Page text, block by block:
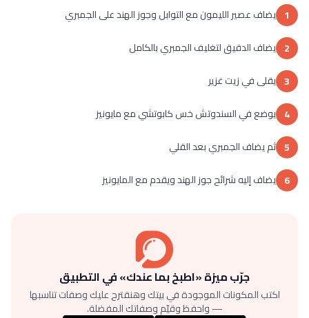
1 يضاف عصير الليمون مع التوابل وجوز الهند على الجمبري
2 يضاف الدقيق لتغليف الجمبري بالكامل
3 يقلى في زيت غزير
4 يوضع في السندوتش خس كابوتشي مع مايونيز
5 ثم يضاف الجمبري بعد القلي
6 يضاف إليه شرائح جوز الهند ويقدم مع المايونيز
جرّب ميزة «اطبخ بما عندك» في التطبيق
اكتب المكونات الموجودة في بيتك وهنقترح عليك وصفات تناسبها
— واحفظ وقيّم وصفاتك المفضلة.